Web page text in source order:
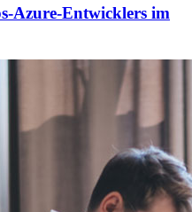
Azure-Entwicklers im